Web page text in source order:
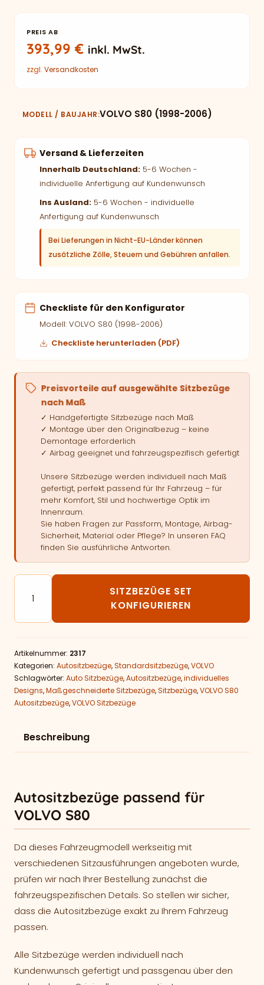
PREIS AB
393,99€ inkl. MwSt.
zzgl. Versandkosten
MODELL / BAUJAHR VOLVO S80 (1998-2006)
Versand & Lieferzeiten
Innerhalb Deutschland: 5-6 Wochen -
individuelle Anfertigung auf Kundenwunsch
Ins Ausland: 5-6 Wochen - individuelle
Anfertigung auf Kundenwunsch
Bei Lieferungen in Nicht-EU-Länder können
zusätzliche Zölle, Steuern und Gebühren anfallen.
Checkliste für den Konfigurator
Modell: VOLVO S80 (1998-2006)
Checkliste herunterladen (PDF)
Preisvorteile auf ausgewählte Sitzbezüge
nach Maß
✓ Handgefertigte Sitzbezüge nach Maß
✓ Montage über den Originalbezug – keine
Demontage erforderlich
✓ Airbag geeignet und fahrzeugspezifisch gefertigt
Unsere Sitzbezüge werden individuell nach Maß
gefertigt, perfekt passend für Ihr Fahrzeug – für
mehr Komfort, Stil und hochwertige Optik im
Innenraum.
Sie haben Fragen zur Passform, Montage, Airbag-
Sicherheit, Material oder Pflege? In unseren FAQ
finden Sie ausführliche Antworten.
Autositzbezüge passend für VOLVO S80 Menge
SITZBEZÜGE SET
KONFIGURIEREN
Artikelnummer: 2317
Kategorien: Autositzbezüge,Standardsitzbezüge,VOLVO
Schlagwörter: Auto Sitzbezüge,Autositzbezüge,individuelles
Designs,Maßgeschneiderte Sitzbezüge,Sitzbezüge,VOLVO S80
Autositzbezüge,VOLVO Sitzbezüge
Beschreibung
Autositzbezüge passend für
VOLVO S80
Da dieses Fahrzeugmodell werkseitig mit
verschiedenen Sitzausführungen angeboten wurde,
prüfen wir nach Ihrer Bestellung zunächst die
fahrzeugspezifischen Details. So stellen wir sicher,
dass die Autositzbezüge exakt zu Ihrem Fahrzeug
passen.
Alle Sitzbezüge werden individuell nach
Kundenwunsch gefertigt und passgenau über den